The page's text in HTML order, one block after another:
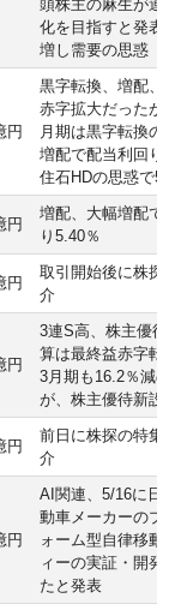
頭株主の麻生が連
化を目指すと発表
増し需要の思惑
円
黒字転換、増配、
赤字拡大だったが
月期は黒字転換
増配で配当利回り
住石HDの思惑で
円
増配、大幅増配で
り5.40％
円
取引開始後に株探
介
円
3連S高、株主優
算は最終益赤字転
3月期も16.2％減
が、株主優待新設
円
前日に株探の特集
介
円
AI関連、5/16に日
動車メーカーのプ
ォーム型自律移動
ィーの実証・開
たと発表